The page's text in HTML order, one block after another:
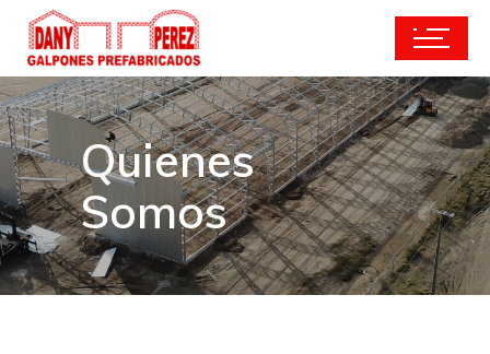
Quienes
Somos